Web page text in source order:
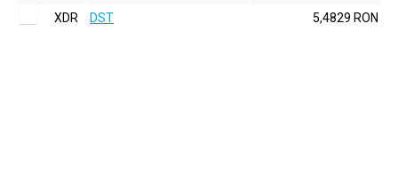
XDR
DST 5,4829 RON